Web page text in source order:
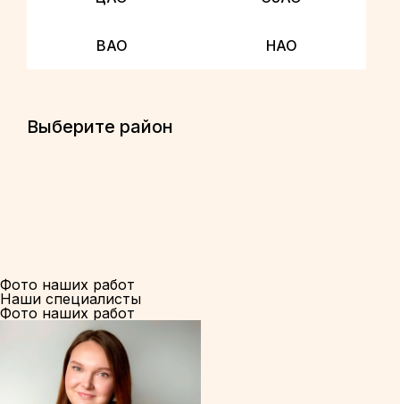
ВАО НАО
Выберите район
Фото наших работ
Наши специалисты
Фото наших работ